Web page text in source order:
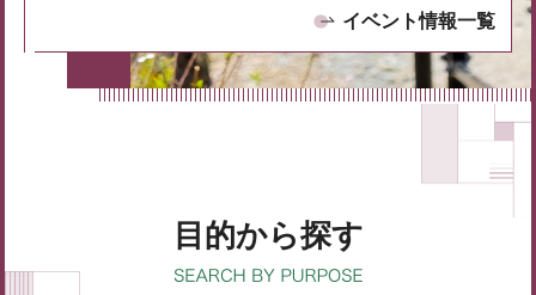
イベント情報一覧
目的から探す